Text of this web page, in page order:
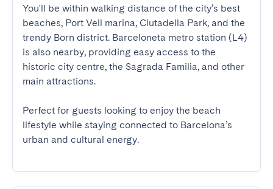
You'll be within walking distance of the city’s best
beaches, Port Vell marina, Ciutadella Park, and the
trendy Born district. Barceloneta metro station (L4)
is also nearby, providing easy access to the
historic city centre, the Sagrada Familia, and other
main attractions.
Perfect for guests looking to enjoy the beach
lifestyle while staying connected to Barcelona’s
urban and cultural energy.